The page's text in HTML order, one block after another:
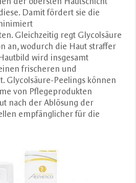
Damit fördert sie die
Gleichzeitig regt Glycolsäure
an, wodurch die Haut straffer
wird insgesamt
frischeren und
Glycolsäure-Peelings können
von Pflegeprodukten
nach der Ablösung der
empfänglicher für die